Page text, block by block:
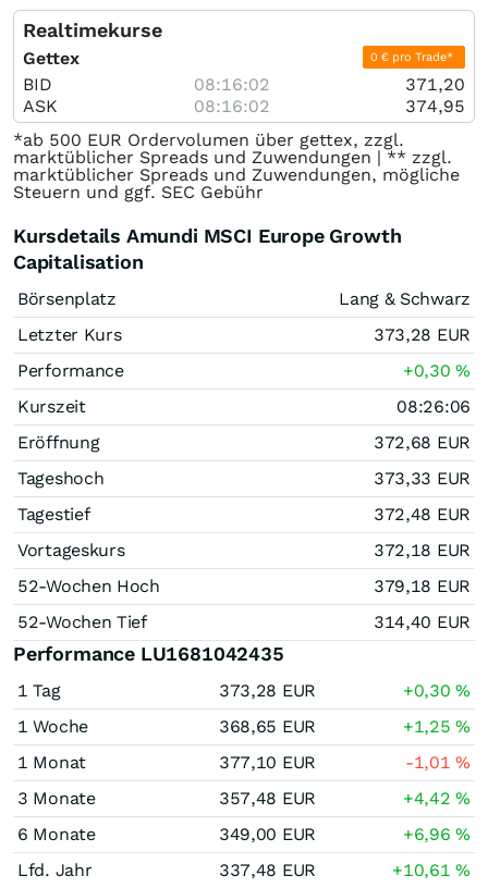
Realtimekurse
Gettex 0 € pro Trade*
BID 08:16:02
371,20
ASK
08:16:02
374,95
*ab 500 EUR Ordervolumen über gettex, zzgl.
marktüblicher Spreads und Zuwendungen | ** zzgl.
marktüblicher Spreads und Zuwendungen, mögliche
Steuern und ggf. SEC Gebühr
Kursdetails Amundi MSCI Europe Growth
Capitalisation
Börsenplatz
Lang & Schwarz
Letzter Kurs
373,28 EUR
Performance
+0,30%
Kurszeit
08:26:06
Eröffnung
372,68 EUR
Tageshoch
373,33 EUR
Tagestief
372,48 EUR
Vortageskurs
372,18 EUR
52-Wochen Hoch
379,18 EUR
52-Wochen Tief
314,40 EUR
Performance LU1681042435
1 Tag 373,28 EUR +0,30%
1 Woche
368,65 EUR +1,25%
1 Monat
377,10 EUR -1,01%
3 Monate
357,48 EUR +4,42%
6 Monate
349,00 EUR +6,96%
Lfd. Jahr
337,48 EUR +10,61%